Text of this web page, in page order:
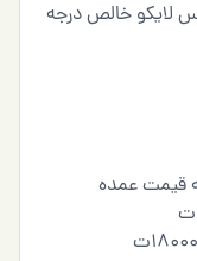
لایکو خالص درجه
قیمت عمده